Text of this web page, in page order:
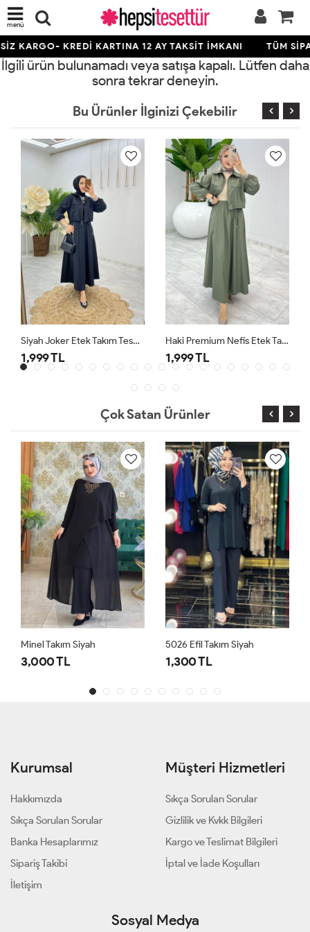
menü
KARGO- KREDİ KARTINA 12 AY TAKSİT İMKANI TÜM
İlgili ürün bulunamadı veya satışa kapalı. Lütfen daha
sonra tekrar deneyin.
Bu Ürünler İlginizi Çekebilir
Siyah Joker Etek Takım Tesettür Giyim
1,999 TL
Haki Premium Nefis Etek Takım
1,999 TL
Çok Satan Ürünler
Minel Takım Siyah
3,000 TL
5026 Efil Takım Siyah
1,300 TL
Kurumsal
Hakkımızda
Sıkça Sorulan Sorular
Banka Hesaplarımız
Sipariş Takibi
İletişim
Müşteri Hizmetleri
Sıkça Sorulan Sorular
Gizlilik ve Kvkk Bilgileri
Kargo ve Teslimat Bilgileri
İptal ve İade Koşulları
Sosyal Medya